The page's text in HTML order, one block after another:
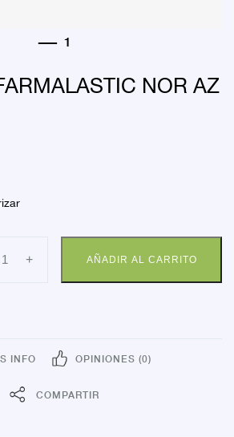
NOR AZ
CALCETIN
FARMALASTIC
+ AÑADIR AL CARRITO
INFO OPINIONES (0)
COMPARTIR